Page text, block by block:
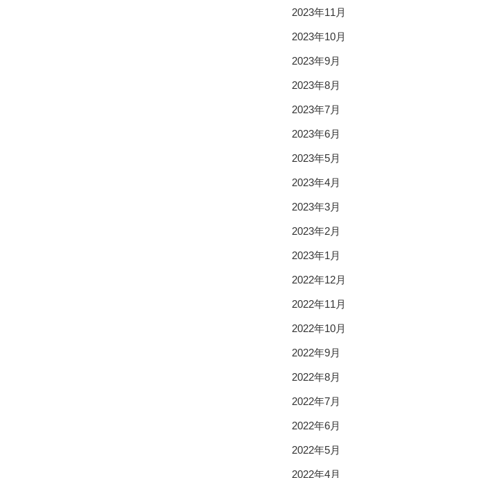
2023年11月
2023年10月
2023年9月
2023年8月
2023年7月
2023年6月
2023年5月
2023年4月
2023年3月
2023年2月
2023年1月
2022年12月
2022年11月
2022年10月
2022年9月
2022年8月
2022年7月
2022年6月
2022年5月
2022年4月